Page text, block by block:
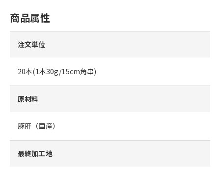
商品属性
注文単位
20本(1本30g/15cm角串)
原材料
豚肝（国産）
最終加工地